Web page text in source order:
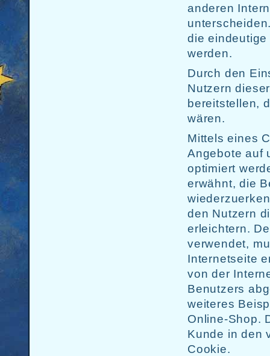
anderen
die
werden.
Durch den
Nutzern
bereitstellen,
wären.
Mittels eines
Angebote auf
optimiert
erwähnt, die
den Nutzern
erleichtern.
verwendet,
Internetseite
von der
Benutzers
weiteres
Online-Shop.
Kunde in den
Cookie.